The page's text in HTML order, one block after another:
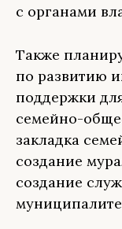
с органами
Также
по развитию
поддержки
семейно-
закладка
создание
создание